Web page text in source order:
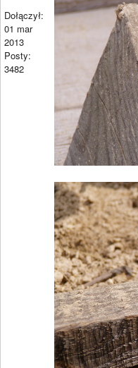
Dołączył:
01 mar
2013
Posty:
3482